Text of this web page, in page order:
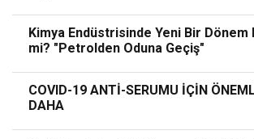
Kimya Endüstrisinde Yeni Bir Dönem
mi? "Petrolden Oduna Geçiş"
COVID-19 ANTİ-SERUMU İÇİN
DAHA